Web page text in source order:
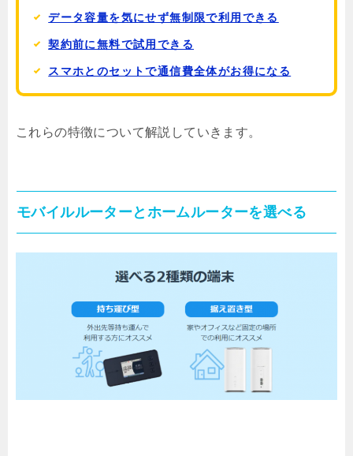
データ容量を気にせず無制限で利用できる
契約前に無料で試用できる
スマホとのセットで通信費全体がお得になる
これらの特徴について解説していきます。
モバイルルーターとホームルーターを選べる